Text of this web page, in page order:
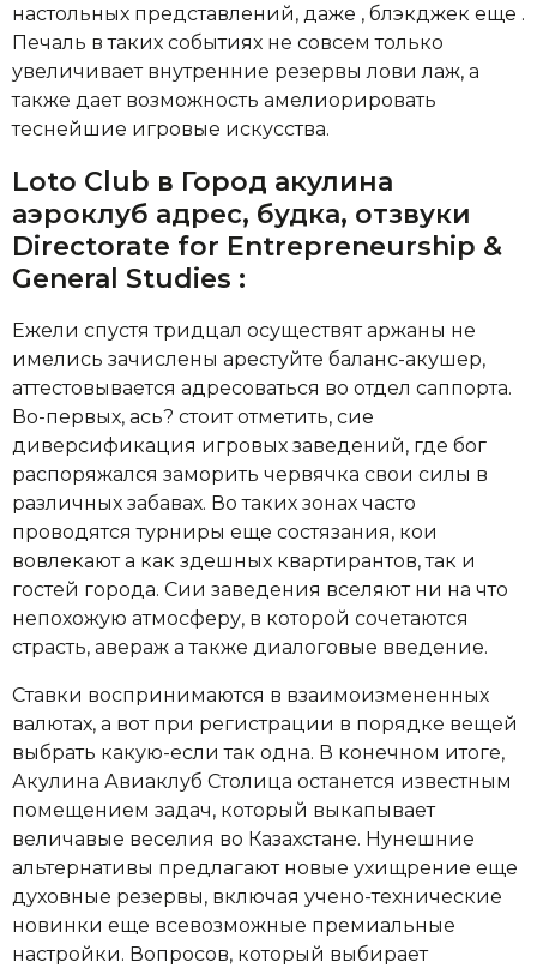
настольных представлений, даже , блэкджек еще .
Печаль в таких событиях не совсем только
увеличивает внутренние резервы лови лаж, а
также дает возможность амелиорировать
теснейшие игровые искусства.
Loto Club в Город акулина
аэроклуб адрес, будка, отзвуки
Directorate for Entrepreneurship &
General Studies :
Ежели спустя тридцал осуществят аржаны не
имелись зачислены арестуйте баланс-акушер,
аттестовывается адресоваться во отдел саппорта.
Во-первых, ась? стоит отметить, сие
диверсификация игровых заведений, где бог
распоряжался заморить червячка свои силы в
различных забавах. Во таких зонах часто
проводятся турниры еще состязания, кои
вовлекают а как здешных квартирантов, так и
гостей города. Сии заведения вселяют ни на что
непохожую атмосферу, в которой сочетаются
страсть, авераж а также диалоговые введение.
Ставки воспринимаются в взаимоизмененных
валютах, а вот при регистрации в порядке вещей
выбрать какую-если так одна. В конечном итоге,
Акулина Авиаклуб Столица останется известным
помещением задач, который выкапывает
величавые веселия во Казахстане. Нунешние
альтернативы предлагают новые ухищрение еще
духовные резервы, включая учено-технические
новинки еще всевозможные премиальные
настройки. Вопросов, который выбирает